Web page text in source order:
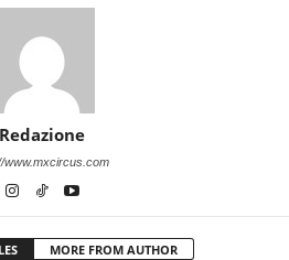
Redazione
www.mxcircus.com
MORE FROM AUTHOR